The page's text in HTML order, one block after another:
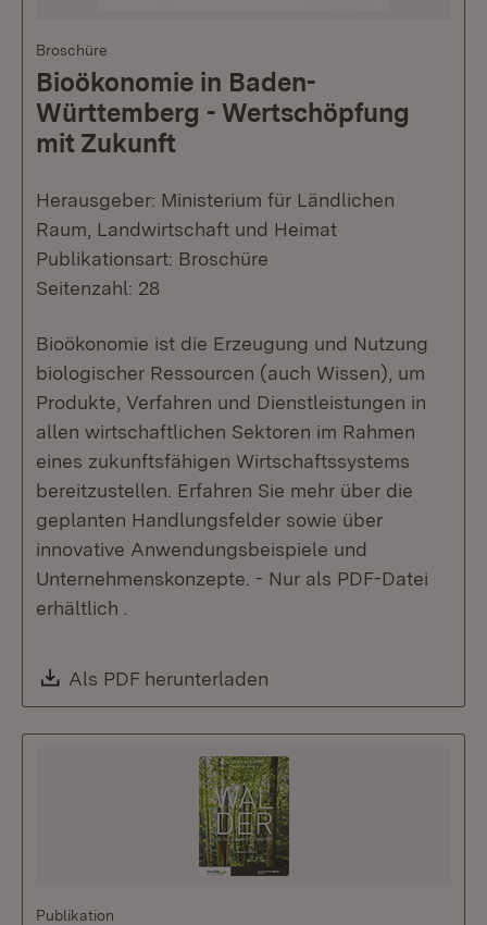
Broschüre
Bioökonomie in Baden-
Württemberg - Wertschöpfung
mit Zukunft
Herausgeber: Ministerium für Ländlichen
Raum, Landwirtschaft und Heimat
Publikationsart: Broschüre
Seitenzahl: 28
Bioökonomie ist die Erzeugung und Nutzung
biologischer Ressourcen (auch Wissen), um
Produkte, Verfahren und Dienstleistungen in
allen wirtschaftlichen Sektoren im Rahmen
eines zukunftsfähigen Wirtschaftssystems
bereitzustellen. Erfahren Sie mehr über die
geplanten Handlungsfelder sowie über
innovative Anwendungsbeispiele und
Unternehmenskonzepte. - Nur als PDF-Datei
erhältlich .
Download:
Als PDF herunterladen
Publikation